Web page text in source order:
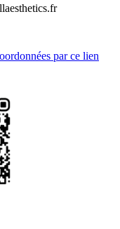
par ce lien